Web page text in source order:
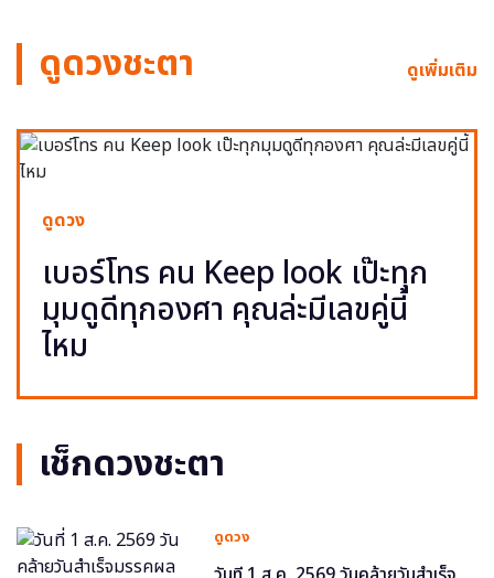
ดูดวงชะตา ดูเพิ่มเติม
ดูดวง
เบอร์โทร คน Keep look เป๊ะทุก
มุมดูดีทุกองศา คุณล่ะมีเลขคู่นี้
ไหม
เช็กดวงชะตา
ดูดวง